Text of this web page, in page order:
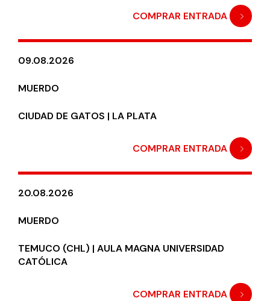
COMPRAR ENTRADA
09.08.2026
MUERDO
CIUDAD DE GATOS | LA PLATA
COMPRAR ENTRADA
20.08.2026
MUERDO
TEMUCO (CHL) | AULA MAGNA UNIVERSIDAD
CATÓLICA
COMPRAR ENTRADA